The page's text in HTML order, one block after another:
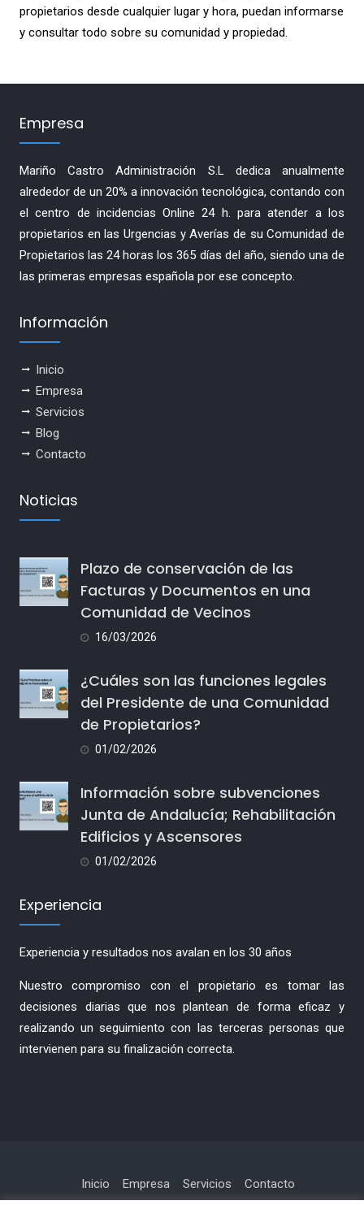
propietarios desde cualquier lugar y hora, puedan informarse
y consultar todo sobre su comunidad y propiedad.
Empresa
Mariño Castro Administración S.L dedica anualmente
alrededor de un 20% a innovación tecnológica, contando con
el centro de incidencias Online 24 h. para atender a los
propietarios en las Urgencias y Averías de su Comunidad de
Propietarios las 24 horas los 365 días del año, siendo una de
las primeras empresas española por ese concepto.
Información
Inicio
Empresa
Servicios
Blog
Contacto
Noticias
Plazo de conservación de las
Facturas y Documentos en una
Comunidad de Vecinos
16/03/2026
¿Cuáles son las funciones legales
del Presidente de una Comunidad
de Propietarios?
01/02/2026
Información sobre subvenciones
Junta de Andalucía; Rehabilitación
Edificios y Ascensores
01/02/2026
Experiencia
Experiencia y resultados nos avalan en los 30 años
Nuestro compromiso con el propietario es tomar las
decisiones diarias que nos plantean de forma eficaz y
realizando un seguimiento con las terceras personas que
intervienen para su finalización correcta.
Inicio Empresa Servicios Contacto